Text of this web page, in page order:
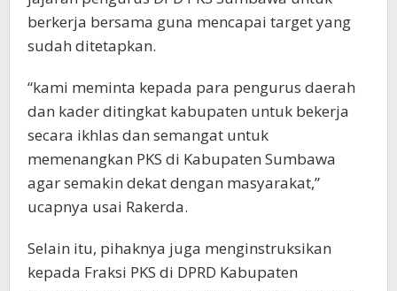
berkerja bersama guna mencapai target yang
sudah ditetapkan.
“kami meminta kepada para pengurus daerah
dan kader ditingkat kabupaten untuk bekerja
secara ikhlas dan semangat untuk
memenangkan PKS di Kabupaten Sumbawa
agar semakin dekat dengan masyarakat,”
ucapnya usai Rakerda.
Selain itu, pihaknya juga menginstruksikan
kepada Fraksi PKS di DPRD Kabupaten